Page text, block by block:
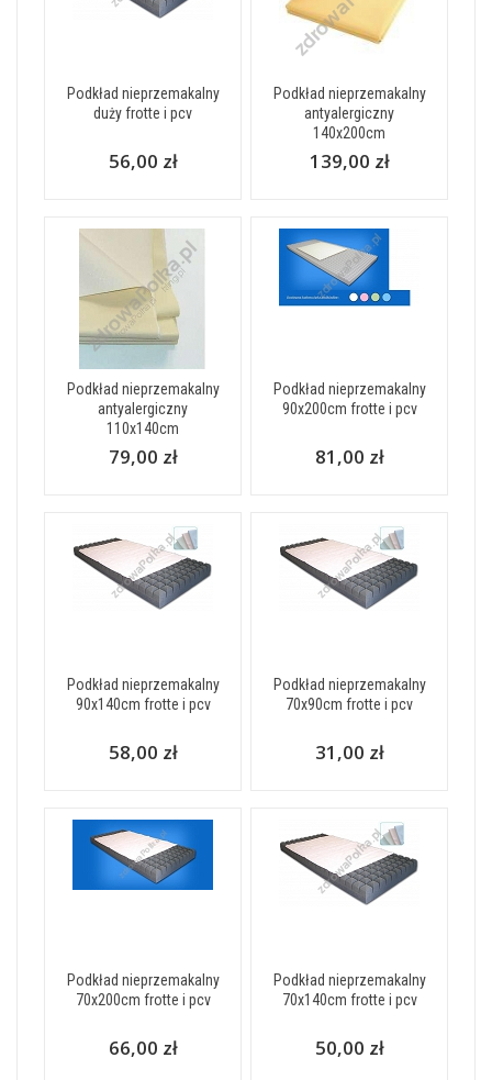
Podkład nieprzemakalny
duży frotte i pcv
56,00 zł
Podkład nieprzemakalny
antyalergiczny
140x200cm
139,00 zł
Podkład nieprzemakalny
antyalergiczny
110x140cm
79,00 zł
Podkład nieprzemakalny
90x200cm frotte i pcv
81,00 zł
Podkład nieprzemakalny
90x140cm frotte i pcv
58,00 zł
Podkład nieprzemakalny
70x90cm frotte i pcv
31,00 zł
Podkład nieprzemakalny
70x200cm frotte i pcv
66,00 zł
Podkład nieprzemakalny
70x140cm frotte i pcv
50,00 zł